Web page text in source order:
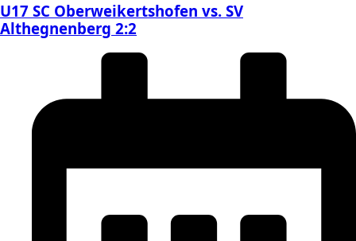
U17 SC Oberweikertshofen vs. SV
Althegnenberg 2:2